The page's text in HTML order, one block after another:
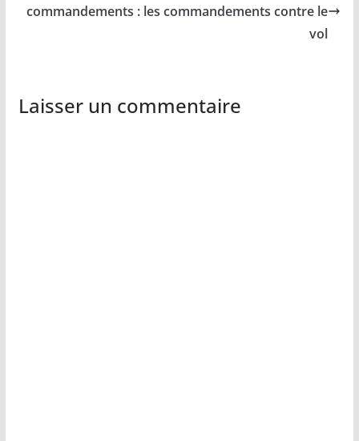
commandements : les commandements contre le
vol
Laisser un commentaire